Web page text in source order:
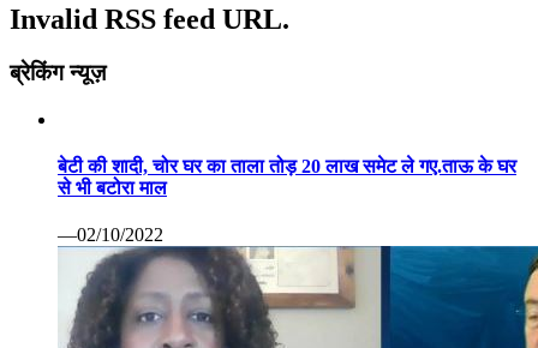
Invalid RSS feed URL.
ब्रेकिंग न्यूज़
बेटी की शादी, चोर घर का ताला तोड़ 20 लाख समेट ले गए.ताऊ के घर
से भी बटोरा माल
—02/10/2022